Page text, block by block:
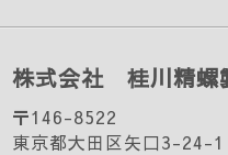
株式会社 桂川精螺
〒146-8522
東京都大田区矢口3-24-1